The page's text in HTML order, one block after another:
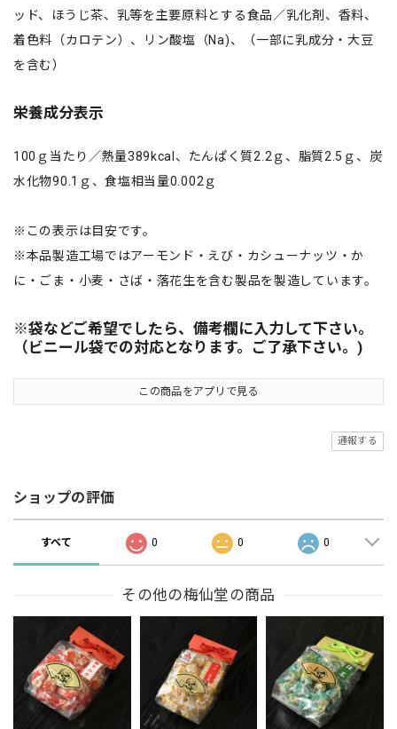
ッド、ほうじ茶、乳等を主要原料とする食品／乳化剤、香料、
着色料（カロテン）、リン酸塩（Na)、（一部に乳成分・大豆
を含む）
栄養成分表示
100ｇ当たり／熱量389kcal、たんぱく質2.2ｇ、脂質2.5ｇ、炭
水化物90.1ｇ、食塩相当量0.002ｇ
※この表示は目安です。
※本品製造工場ではアーモンド・えび・カシューナッツ・か
に・ごま・小麦・さば・落花生を含む製品を製造しています。
※袋などご希望でしたら、備考欄に入力して下さい。
（ビニール袋での対応となります。ご了承下さい。)
この商品をアプリで見る
通報する
ショップの評価
すべて 0 0 0
その他の梅仙堂の商品